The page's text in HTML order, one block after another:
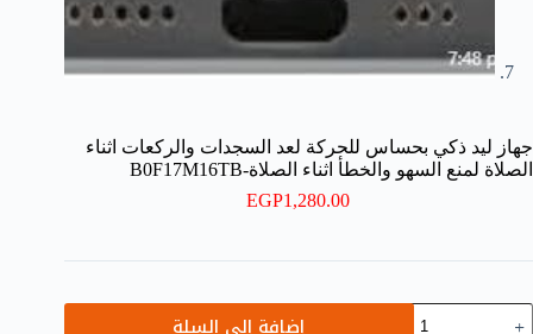
جهاز ليد ذكي بحساس للحركة لعد السجدات والركعات اثناء
الصلاة لمنع السهو والخطأ اثناء الصلاة-B0F17M16TB
EGP1,280.00
إضافة إلى السلة